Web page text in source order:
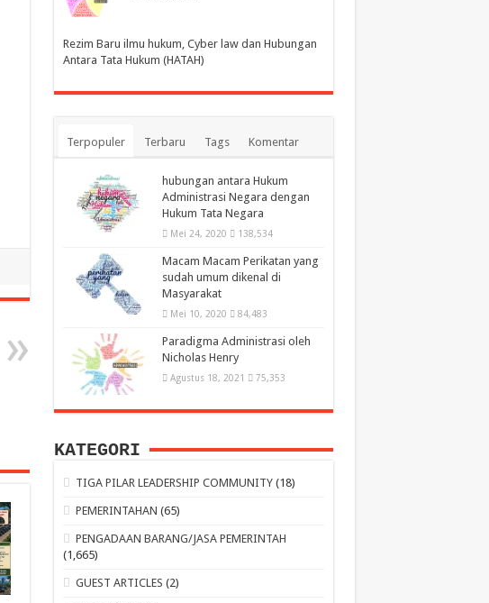
Rezim Baru ilmu hukum, Cyber law dan Hubungan
Antara Tata Hukum (HATAH)
Terpopuler Terbaru Tags Komentar
hubungan antara Hukum
Administrasi Negara dengan
Hukum Tata Negara
Mei 24, 2020 138,534
Macam Macam Perikatan yang
sudah umum dikenal di
Masyarakat
Mei 10, 2020 84,483
Paradigma Administrasi oleh
Nicholas Henry
Agustus 18, 2021 75,353
KATEGORI
TIGA PILAR LEADERSHIP COMMUNITY (18)
PEMERINTAHAN (65)
PENGADAAN BARANG/JASA PEMERINTAH
(1,665)
GUEST ARTICLES (2)